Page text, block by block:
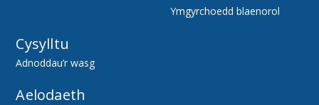
Ymgyrchoedd blaenorol
Cysylltu
Adnoddau’r wasg
Aelodaeth